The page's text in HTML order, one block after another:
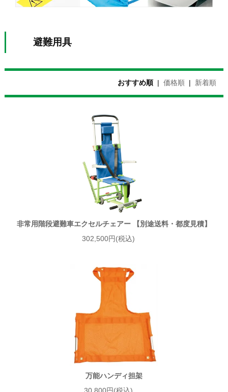
避難用具
おすすめ順|価格順 | 新着順
非常用階段避難車エクセルチェアー 【別途送料・都度見積】
302,500円(税込)
万能ハンディ担架